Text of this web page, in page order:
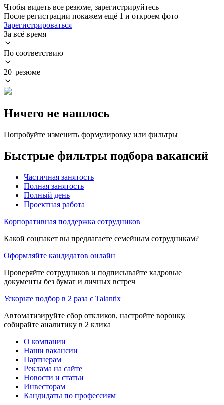
Чтобы видеть все резюме, зарегистрируйтесь
После регистрации покажем ещё 1 и откроем фото
Зарегистрироваться
За всё время
По соответствию
20 резюме
Ничего не нашлось
Попробуйте изменить формулировку или фильтры
Быстрые фильтры подбора вакансий
Частичная занятость
Полная занятость
Полный день
Проектная работа
Корпоративная поддержка сотрудников
Какой соцпакет вы предлагаете семейным сотрудникам?
Оформляйте кандидатов онлайн
Проверяйте сотрудников и подписывайте кадровые
документы без бумаг и личных встреч
Ускорьте подбор в 2 раза с Talantix
Автоматизируйте сбор откликов, настройте воронку,
собирайте аналитику в 2 клика
О компании
Наши вакансии
Партнерам
Реклама на сайте
Новости и статьи
Инвесторам
Кандидаты по профессиям